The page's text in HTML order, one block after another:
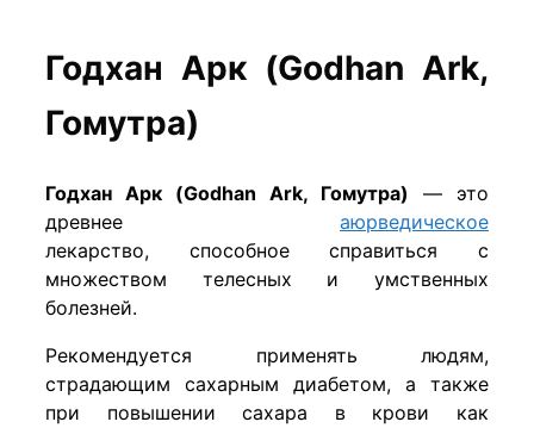
Годхан Арк (Godhan Ark,
Гомутра)
Годхан Арк (Godhan Ark, Гомутра) — это
древнее аюрведическое
лекарство, способное справиться с
множеством телесных и умственных
болезней.
Рекомендуется применять людям,
страдающим сахарным диабетом, а также
при повышении сахара в крови как